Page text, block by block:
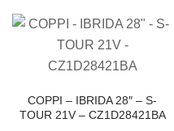
COPPI – IBRIDA 28″ – S-
TOUR 21V – CZ1D28421BA